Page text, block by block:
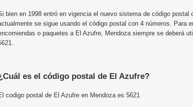
bien en 1998 entró en vigencia el nuevo sistema de código postal
se sigue usando el código postal con 4 números. Para
o paquetes a El Azufre, Mendoza siempre se deberá
es el código postal de El Azufre?
codigo postal de El Azufre en Mendoza es 5621